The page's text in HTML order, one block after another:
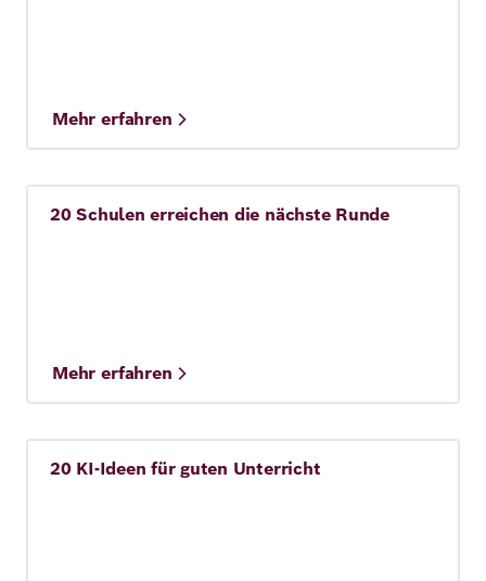
Mehr erfahren
Story
20 Schulen erreichen die nächste Runde
Mehr erfahren
Story
20 KI-Ideen für guten Unterricht